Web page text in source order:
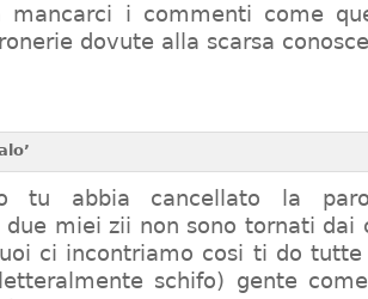
mancarci i commenti come
dovute alla scarsa
tu abbia cancellato la
due miei zii non sono tornati dai
ci incontriamo cosi ti do tutte
schifo) gente